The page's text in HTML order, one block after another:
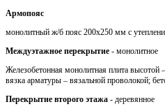
Армопояс
монолитный ж/б пояс 200х250 мм с
Междуэтажное перекрытие - монолитное
Железобетонная монолитная плита
вязка арматуры – вязальной проволокой;
Перекрытие второго этажа - деревянное